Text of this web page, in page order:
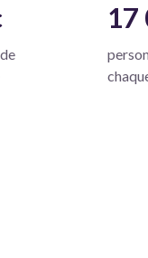
17